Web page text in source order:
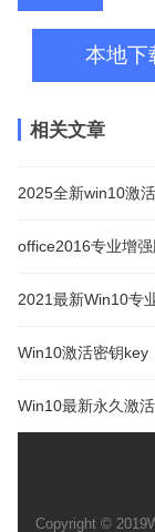
本地下
相关文章
2025全新win10激
office2016专业增
2021最新Win10专
Win10激活密钥key
Win10最新永久激
Copyright © 2019